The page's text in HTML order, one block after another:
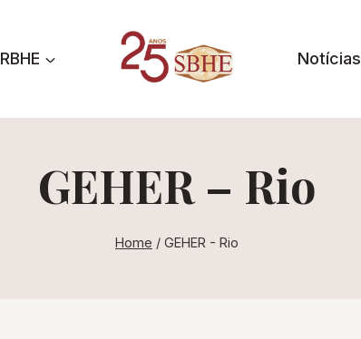
RBHE Notícias
GEHER – Rio
Home / GEHER - Rio